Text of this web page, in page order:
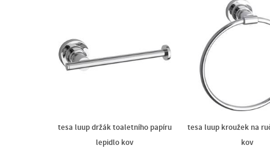
tesa luup držák toaletního papíru
lepidlo kov
tesa luup kroužek na
kov